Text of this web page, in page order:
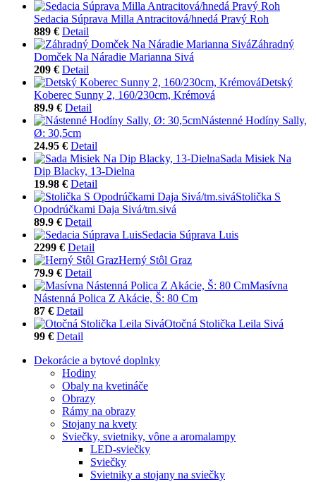
Sedacia Súprava Milla Antracitová/hnedá Pravý Roh
889 € Detail
Záhradný
Domček Na Náradie Marianna Sivá
209 € Detail
Detský
Koberec Sunny 2, 160/230cm, Krémová
89.9 € Detail
Nástenné Hodíny Sally,
Ø: 30,5cm
24.95 € Detail
Sada Misiek Na
Dip Blacky, 13-Dielna
19.98 € Detail
Stolička S
Opodrúčkami Daja Sivá/tm.sivá
89.9 € Detail
Sedacia Súprava Luis
2299 € Detail
Herný Stôl Graz
79.9 € Detail
Masívna
Nástenná Polica Z Akácie, Š: 80 Cm
87 € Detail
Otočná Stolička Leila Sivá
99 € Detail
Dekorácie a bytové doplnky
Hodiny
Obaly na kvetináče
Obrazy
Rámy na obrazy
Stojany na kvety
Sviečky, svietniky, vône a aromalampy
LED-sviečky
Sviečky
Svietniky a stojany na sviečky